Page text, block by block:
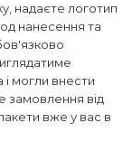
надаєте логотип
нанесення та
могли внести
замовлення від
вже у вас в